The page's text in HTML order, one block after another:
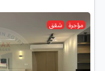
مؤجرة شقق